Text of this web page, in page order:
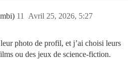
Avril 25, 2026, 5:27
11
photo de profil, et j’ai choisi leurs
ou des jeux de science-fiction.